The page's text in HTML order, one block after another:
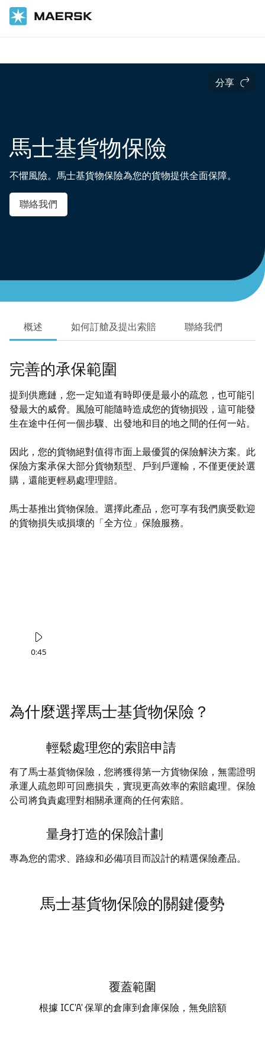
分享
馬士基貨物保險
不懼風險。馬士基貨物保險為您的貨物提供全面保障。
聯絡我們
概述 如何訂艙及提出索賠 聯絡我們
完善的承保範圍
提到供應鏈，您一定知道有時即便是最小的疏忽，也可能引
發最大的威脅。風險可能隨時造成您的貨物損毀，這可能發
生在途中任何一個步驟、出發地和目的地之間的任何一站。
因此，您的貨物絕對值得市面上最優質的保險解決方案。此
保險方案承保大部分貨物類型、戶到戶運輸，不僅更便於選
購，還能更輕易處理理賠。
馬士基推出貨物保險。選擇此產品，您可享有我們廣受歡迎
的貨物損失或損壞的「全方位」保險服務。
0:45
為什麼選擇馬士基貨物保險？
輕鬆處理您的索賠申請
有了馬士基貨物保險，您將獲得第一方貨物保險，無需證明
承運人疏忽即可回應損失，實現更高效率的索賠處理。保險
公司將負責處理對相關承運商的任何索賠。
量身打造的保險計劃
專為您的需求、路線和必備項目而設計的精選保險產品。
馬士基貨物保險的關鍵優勢
覆蓋範圍
根據 ICC'A' 保單的倉庫到倉庫保險，無免賠額